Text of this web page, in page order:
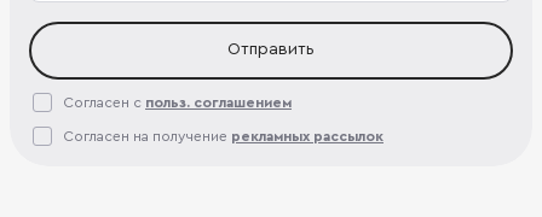
Отправить
Согласен с польз. соглашением
Согласен на получение рекламных рассылок